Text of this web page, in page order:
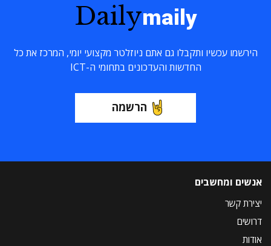
Dailymaily
הירשמו עכשיו ותקבלו גם אתם ניוזלטר מקצועי יומי, המרכז את כל
החדשות והעדכונים בתחומי ה-ICT
הרשמה
אנשים ומחשבים
יצירת קשר
דרושים
אודות